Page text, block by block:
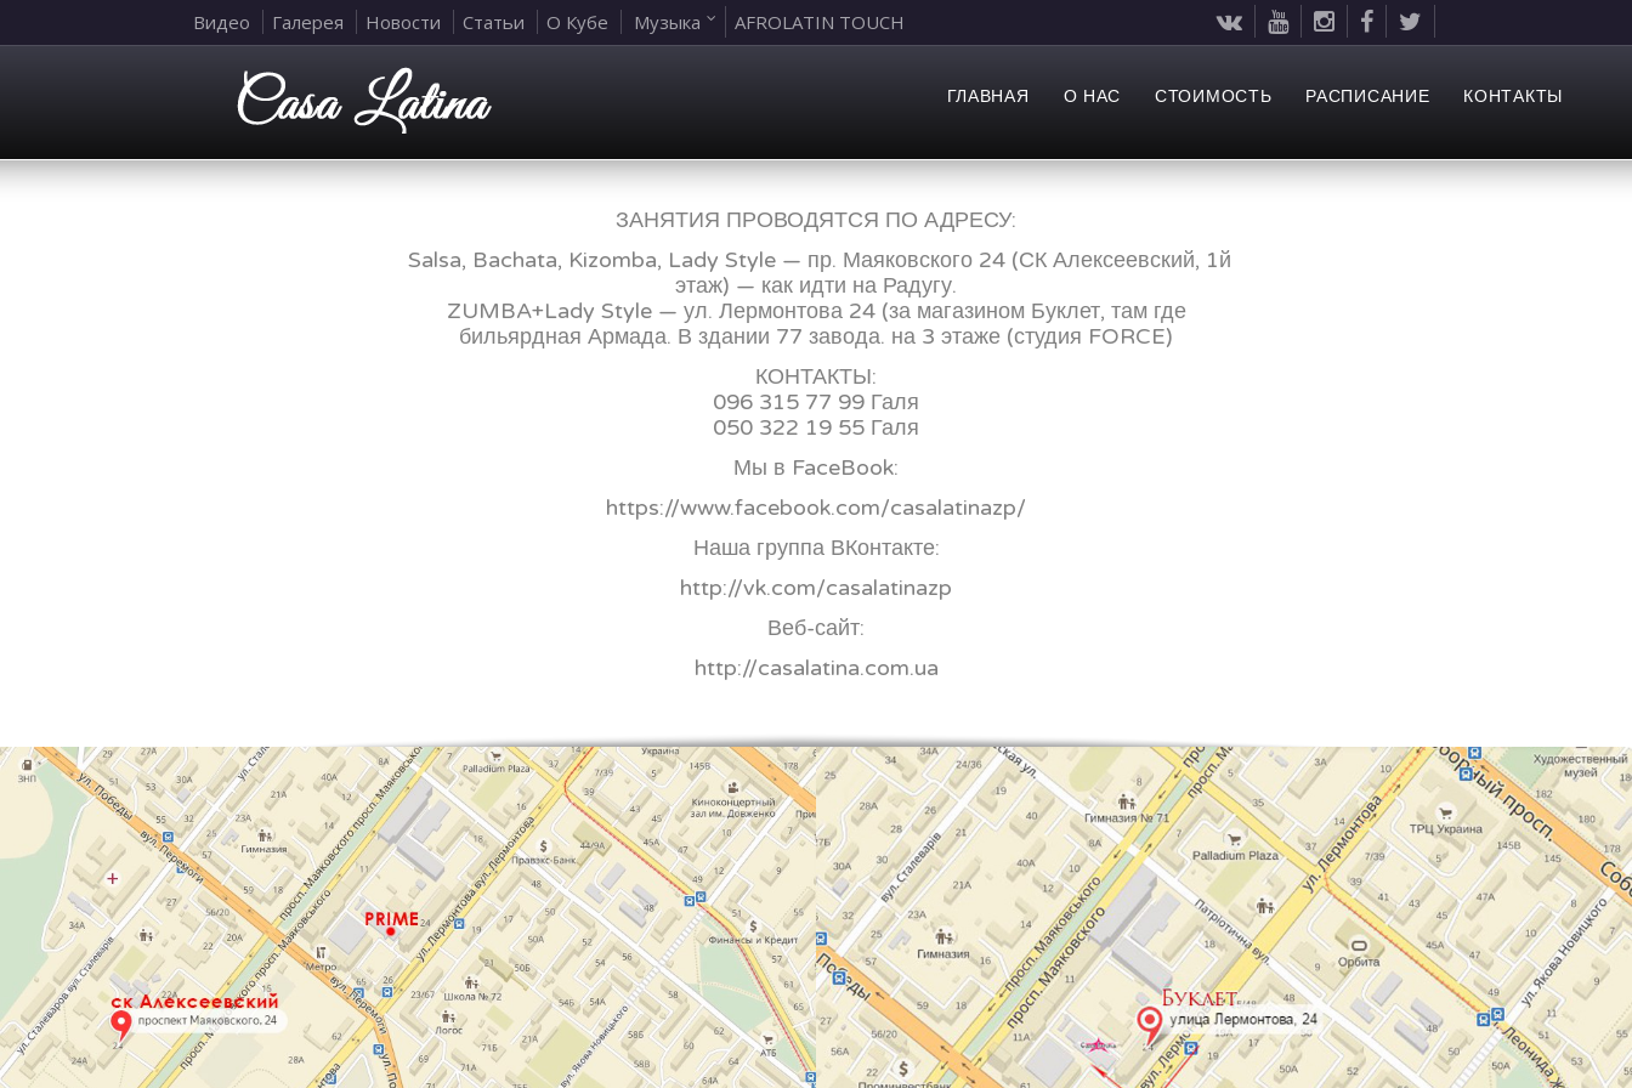
Видео Галерея Новости Статьи О Кубе Музыка AFROLATIN TOUCH
ГЛАВНАЯ О НАС СТОИМОСТЬ РАСПИСАНИЕ КОНТАКТЫ
ЗАНЯТИЯ ПРОВОДЯТСЯ ПО АДРЕСУ:
Salsa, Bachata, Kizomba, Lady Style — пр. Маяковского 24 (СК Алексеевский, 1й
этаж) — как идти на Радугу.
ZUMBA+Lady Style — ул. Лермонтова 24 (за магазином Буклет, там где
бильярдная Армада. В здании 77 завода. на 3 этаже (студия FORCE)
КОНТАКТЫ:
096 315 77 99 Галя
050 322 19 55 Галя
Мы в FaceBook:
https://www.facebook.com/casalatinazp/
Наша группа ВКонтакте:
http://vk.com/casalatinazp
Веб-сайт:
http://casalatina.com.ua